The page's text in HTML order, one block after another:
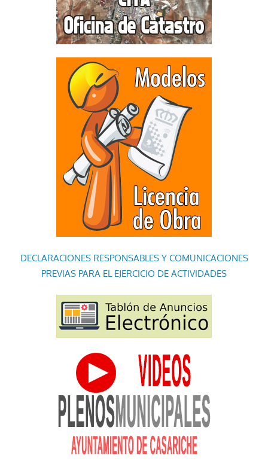
DECLARACIONES RESPONSABLES Y COMUNICACIONES
PREVIAS PARA EL EJERCICIO DE ACTIVIDADES